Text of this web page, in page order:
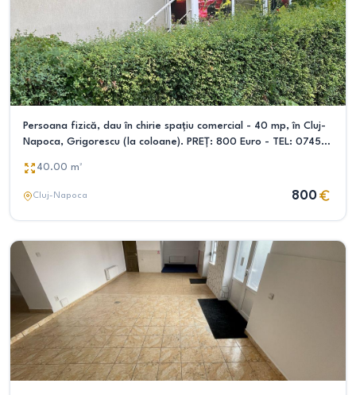
Persoana fizică, dau în chirie spațiu comercial - 40 mp, în Cluj-
Napoca, Grigorescu (la coloane). PREȚ: 800 Euro - TEL: 0745
40.00 m²
Cluj-Napoca 800